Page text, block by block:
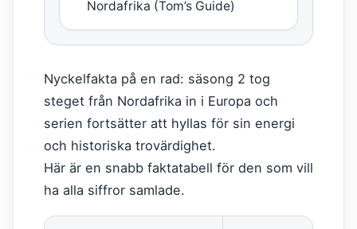
Nordafrika (Tom’s Guide)
Nyckelfakta på en rad: säsong 2 tog
steget från Nordafrika in i Europa och
serien fortsätter att hyllas för sin energi
och historiska trovärdighet.
Här är en snabb faktatabell för den som vill
ha alla siffror samlade.